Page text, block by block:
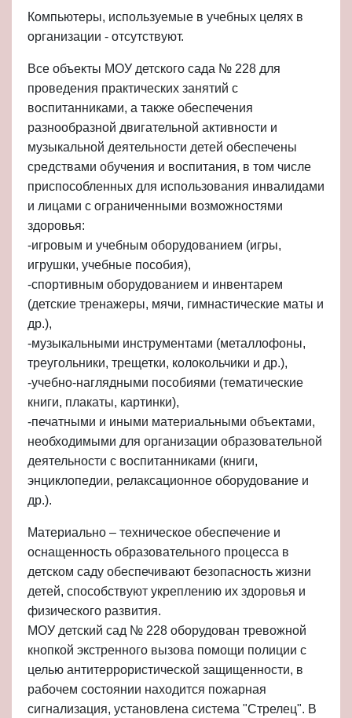
Компьютеры, используемые в учебных целях в
организации - отсутствуют.
Все объекты МОУ детского сада № 228 для
проведения практических занятий с
воспитанниками, а также обеспечения
разнообразной двигательной активности и
музыкальной деятельности детей обеспечены
средствами обучения и воспитания, в том числе
приспособленных для использования инвалидами
и лицами с ограниченными возможностями
здоровья:
-игровым и учебным оборудованием (игры,
игрушки, учебные пособия),
-спортивным оборудованием и инвентарем
(детские тренажеры, мячи, гимнастические маты и
др.),
-музыкальными инструментами (металлофоны,
треугольники, трещетки, колокольчики и др.),
-учебно-наглядными пособиями (тематические
книги, плакаты, картинки),
-печатными и иными материальными объектами,
необходимыми для организации образовательной
деятельности с воспитанниками (книги,
энциклопедии, релаксационное оборудование и
др.).
Материально – техническое обеспечение и
оснащенность образовательного процесса в
детском саду обеспечивают безопасность жизни
детей, способствуют укреплению их здоровья и
физического развития.
МОУ детский сад № 228 оборудован тревожной
кнопкой экстренного вызова помощи полиции с
целью антитеррористической защищенности, в
рабочем состоянии находится пожарная
сигнализация, установлена система "Стрелец". В